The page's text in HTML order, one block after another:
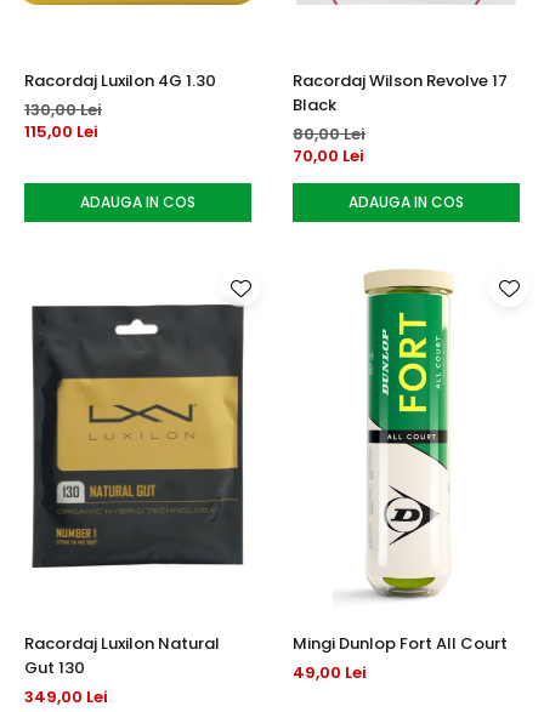
Racordaj Luxilon 4G 1.30
130,00 Lei
115,00 Lei
ADAUGA IN COS
Racordaj Wilson Revolve 17
Black
80,00 Lei
70,00 Lei
ADAUGA IN COS
Racordaj Luxilon Natural
Gut 130
349,00 Lei
Mingi Dunlop Fort All Court
49,00 Lei